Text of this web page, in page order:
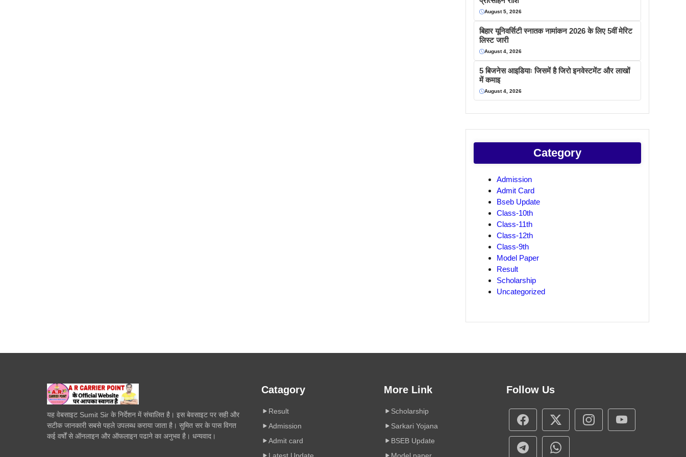
August 5, 2026
बिहार यूनिवर्सिटी स्नातक नामांकन 2026 के लिए 5वीं मेरिट
लिस्ट जारी
August 4, 2026
5 बिजनेस आइडियाः जिसमें है जिरो इनवेस्टमेंट और लाखों
में कमाइ
August 4, 2026
Category
Admission
Admit Card
Bseb Update
Class-10th
Class-11th
Class-12th
Class-9th
Model Paper
Result
Scholarship
Uncategorized
यह वेबसाइट Sumit Sir के निर्देशन में संचालित है। इस बेवसाइट पर सही और
सटीक जानकारी सबसे पहले उपलब्ध कराया जाता है। सुमित सर के पास विगत
कई वर्षों से ऑनलाइन और ऑफलाइन पढाने का अनुभव है। धन्यवाद।
Catagory
Result
Admission
Admit card
Latest Update
More Link
Scholarship
Sarkari Yojana
BSEB Update
Model paper
Follow Us